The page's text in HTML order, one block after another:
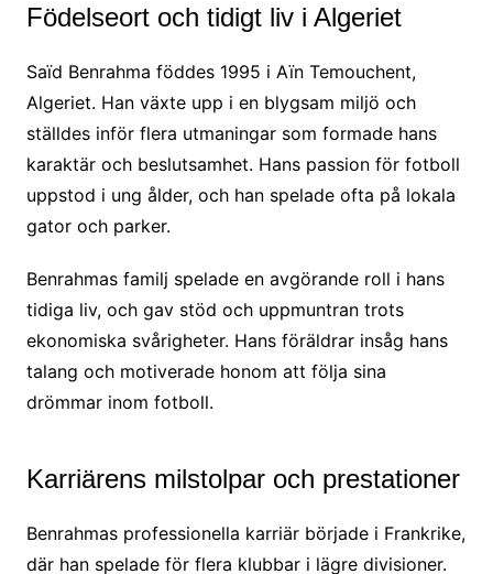
Födelseort och tidigt liv i Algeriet
Saïd Benrahma föddes 1995 i Aïn Temouchent,
Algeriet. Han växte upp i en blygsam miljö och
ställdes inför flera utmaningar som formade hans
karaktär och beslutsamhet. Hans passion för fotboll
uppstod i ung ålder, och han spelade ofta på lokala
gator och parker.
Benrahmas familj spelade en avgörande roll i hans
tidiga liv, och gav stöd och uppmuntran trots
ekonomiska svårigheter. Hans föräldrar insåg hans
talang och motiverade honom att följa sina
drömmar inom fotboll.
Karriärens milstolpar och prestationer
Benrahmas professionella karriär började i Frankrike,
där han spelade för flera klubbar i lägre divisioner.